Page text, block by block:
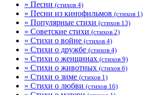
» Песни (стихов 4)
» Песни из кинофильмов (стихов 1)
» Популярные стихи (стихов 13)
» Советские стихи (стихов 2)
» Стихи о войне (стихов 4)
» Стихи о дружбе (стихов 4)
» Стихи о женщинах (стихов 9)
» Стихи о животных (стихов 6)
» Стихи о зиме (стихов 1)
» Стихи о любви (стихов 16)